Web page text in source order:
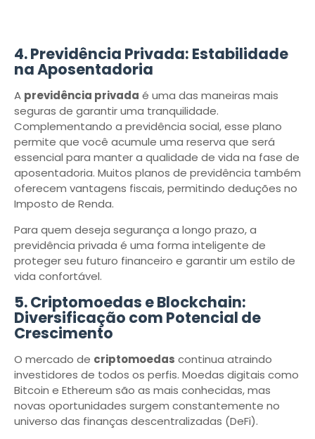
4. Previdência Privada: Estabilidade
na Aposentadoria
A previdência privada é uma das maneiras mais
seguras de garantir uma tranquilidade.
Complementando a previdência social, esse plano
permite que você acumule uma reserva que será
essencial para manter a qualidade de vida na fase de
aposentadoria. Muitos planos de previdência também
oferecem vantagens fiscais, permitindo deduções no
Imposto de Renda.
Para quem deseja segurança a longo prazo, a
previdência privada é uma forma inteligente de
proteger seu futuro financeiro e garantir um estilo de
vida confortável.
5. Criptomoedas e Blockchain:
Diversificação com Potencial de
Crescimento
O mercado de criptomoedas continua atraindo
investidores de todos os perfis. Moedas digitais como
Bitcoin e Ethereum são as mais conhecidas, mas
novas oportunidades surgem constantemente no
universo das finanças descentralizadas (DeFi).